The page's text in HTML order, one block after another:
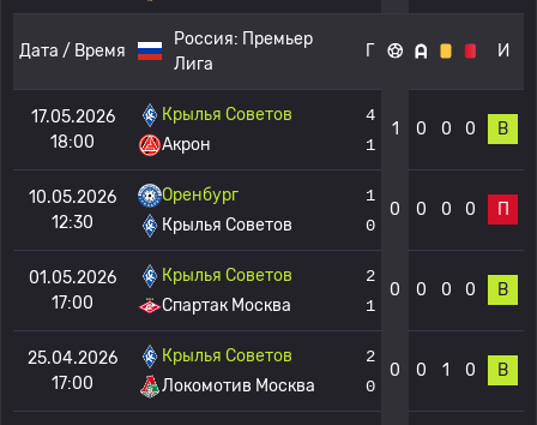
Дата / Время
Россия: Премьер
Лига
Г И
17.05.2026
18:00
Крылья Советов
Акрон
4
1
1 0 0 0 В
10.05.2026
12:30
Оренбург
Крылья Советов
1
0
0 0 0 0 П
01.05.2026
17:00
Крылья Советов
Спартак Москва
2
1
0 0 0 0 В
25.04.2026
17:00
Крылья Советов
Локомотив Москва
2
0
0 0 1 0 В